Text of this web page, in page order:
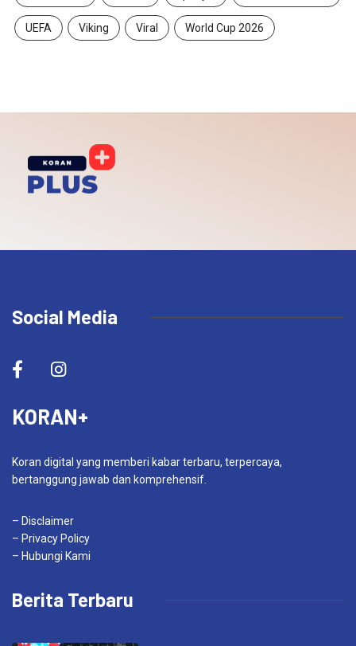
UEFA Viking Viral World Cup 2026
Social Media
KORAN+
Koran digital yang memberi kabar terbaru, terpercaya,
bertanggung jawab dan komprehensif.
– Disclaimer
– Privacy Policy
– Hubungi Kami
Berita Terbaru